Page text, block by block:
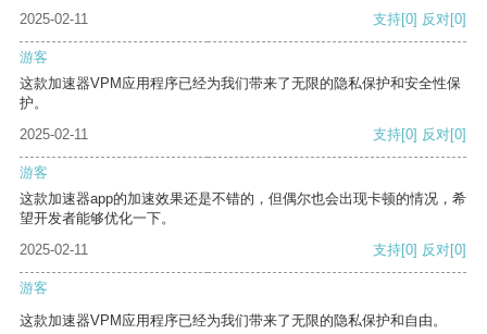
2025-02-11
支持[0] 反对[0]
游客
这款加速器VPM应用程序已经为我们带来了无限的隐私保护和安全性保
护。
2025-02-11
支持[0] 反对[0]
游客
这款加速器app的加速效果还是不错的，但偶尔也会出现卡顿的情况，希
望开发者能够优化一下。
2025-02-11
支持[0] 反对[0]
游客
这款加速器VPM应用程序已经为我们带来了无限的隐私保护和自由。